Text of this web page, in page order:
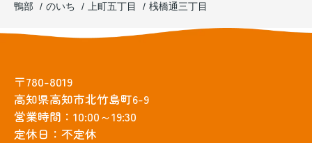
鴨部
のいち 上町五丁目 桟橋通三丁目
〒780-8019
高知県高知市北竹島町6-9
営業時間：10:00～19:30
定休日：不定休